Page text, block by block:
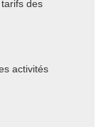
des
activités